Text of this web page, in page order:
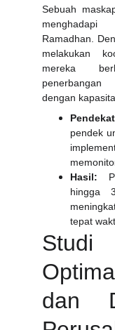
Sebuah
menghadapi
Ramadhan.
melakukan
mereka
dengan
pendek
Hasil:
hingga
tepat
dan